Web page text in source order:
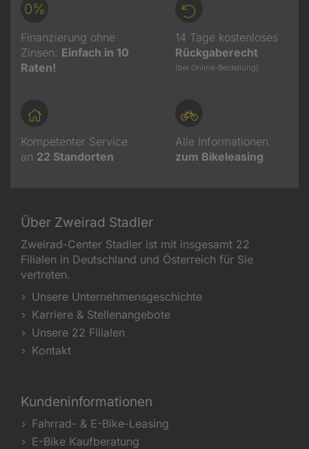
0%
Finanzierung ohne
Zinsen: Einfach in 10
Raten!
14 Tage kostenloses
Rückgaberecht
(bei Online-Bestellung)
Kompetenter Service
an 22 Standorten
Alle Informationen
zum Bikeleasing
Über Zweirad Stadler
Zweirad-Center Stadler ist mit insgesamt 22
Filialen in Deutschland und Österreich für Sie
vertreten.
Unsere Unternehmensgeschichte
Karriere & Stellenangebote
Unsere 22 Filialen
Kontakt
Kundeninformationen
Fahrrad- & E-Bike-Leasing
E-Bike Kaufberatung